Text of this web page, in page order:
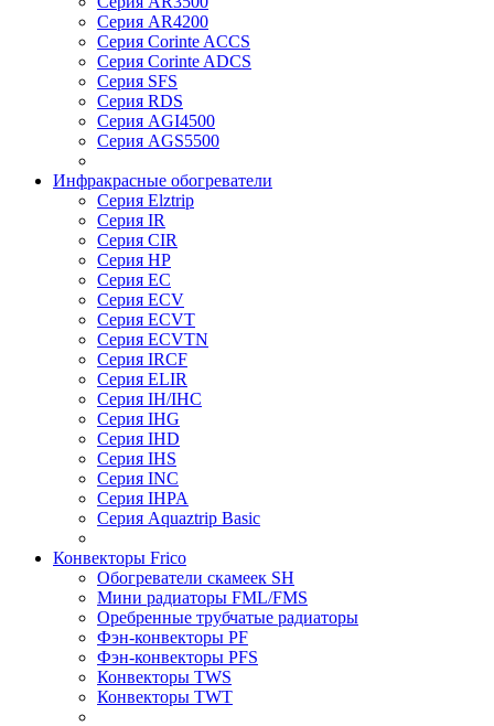
Серия AR4200
Серия Corinte ACCS
Серия Corinte ADCS
Серия SFS
Серия RDS
Серия AGI4500
Серия AGS5500
Инфракрасные обогреватели
Серия Elztrip
Серия IR
Серия CIR
Серия HP
Серия EC
Серия ECV
Серия ECVT
Серия ECVTN
Серия IRCF
Серия ELIR
Серия IH/IHC
Серия IHG
Серия IHD
Серия IHS
Серия INC
Серия IHPA
Серия Aquaztrip Basic
Конвекторы Frico
Обогреватели скамеек SH
Мини радиаторы FML/FMS
Оребренные трубчатые радиаторы
Фэн-конвекторы PF
Фэн-конвекторы PFS
Конвекторы TWS
Конвекторы TWT